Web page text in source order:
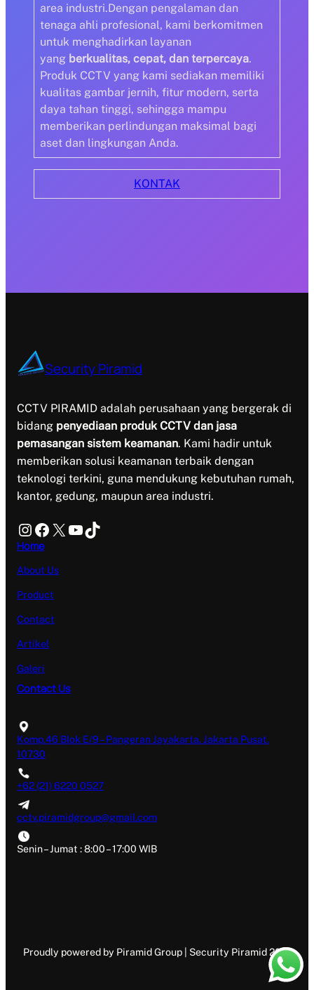
area industri.Dengan pengalaman dan
tenaga ahli profesional, kami berkomitmen
untuk menghadirkan layanan
yang berkualitas, cepat, dan terpercaya.
Produk CCTV yang kami sediakan memiliki
kualitas gambar jernih, fitur modern, serta
daya tahan tinggi, sehingga mampu
memberikan perlindungan maksimal bagi
aset dan lingkungan Anda.
KONTAK
Security Piramid
CCTV PIRAMID adalah perusahaan yang bergerak di
bidang penyediaan produk CCTV dan jasa
pemasangan sistem keamanan. Kami hadir untuk
memberikan solusi keamanan terbaik dengan
teknologi terkini, guna mendukung kebutuhan rumah,
kantor, gedung, maupun area industri.
Instagram Facebook X YouTube TikTok
Home
About Us
Product
Contact
Artikel
Galeri
Contact Us
Komp.46 Blok E/9 – Pangeran Jayakarta. Jakarta Pusat.
10730
+62 (21) 6220 0527
cctv.piramidgroup@gmail.com
Senin – Jumat : 8:00 – 17:00 WIB
Proudly powered by Piramid Group | Security Piramid 2019